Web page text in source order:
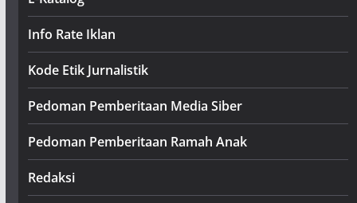
Info Rate Iklan
Kode Etik Jurnalistik
Pedoman Pemberitaan Media Siber
Pedoman Pemberitaan Ramah Anak
Redaksi